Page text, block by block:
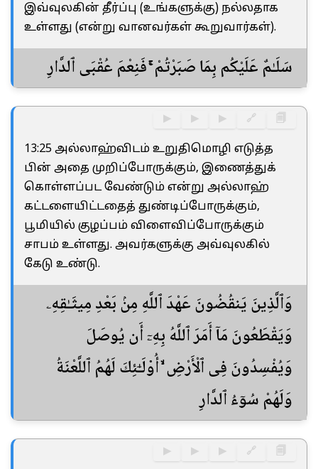
இவ்வுலகின் தீர்ப்பு (உங்களுக்கு) நல்லதாக
உள்ளது (என்று வானவர்கள் கூறுவார்கள்).
سَلَـٰمٌ عَلَيْكُم بِمَا صَبَرْتُمْ ۚ فَنِعْمَ عُقْبَى ٱلدَّارِ
▶ ▶ ▶ 🔗 🗐
13:25 அல்லாஹ்விடம் உறுதிமொழி எடுத்த
பின் அதை முறிப்போருக்கும், இணைத்துக்
கொள்ளப்பட வேண்டும் என்று அல்லாஹ்
கட்டளையிட்டதைத் துண்டிப்போருக்கும்,
பூமியில் குழப்பம் விளைவிப்போருக்கும்
சாபம் உள்ளது. அவர்களுக்கு அவ்வுலகில்
கேடு உண்டு.
وَٱلَّذِينَ يَنقُضُونَ عَهْدَ ٱللَّهِ مِنۢ بَعْدِ مِيثَـٰقِهِۦ
وَيَقْطَعُونَ مَآ أَمَرَ ٱللَّهُ بِهِۦٓ أَن يُوصَلَ
وَيُفْسِدُونَ فِى ٱلْأَرْضِ ۙ أُو۟لَـٰٓئِكَ لَهُمُ ٱللَّعْنَةُ
وَلَهُمْ سُوٓءُ ٱلدَّارِ
▶ ▶ ▶ 🔗 🗐